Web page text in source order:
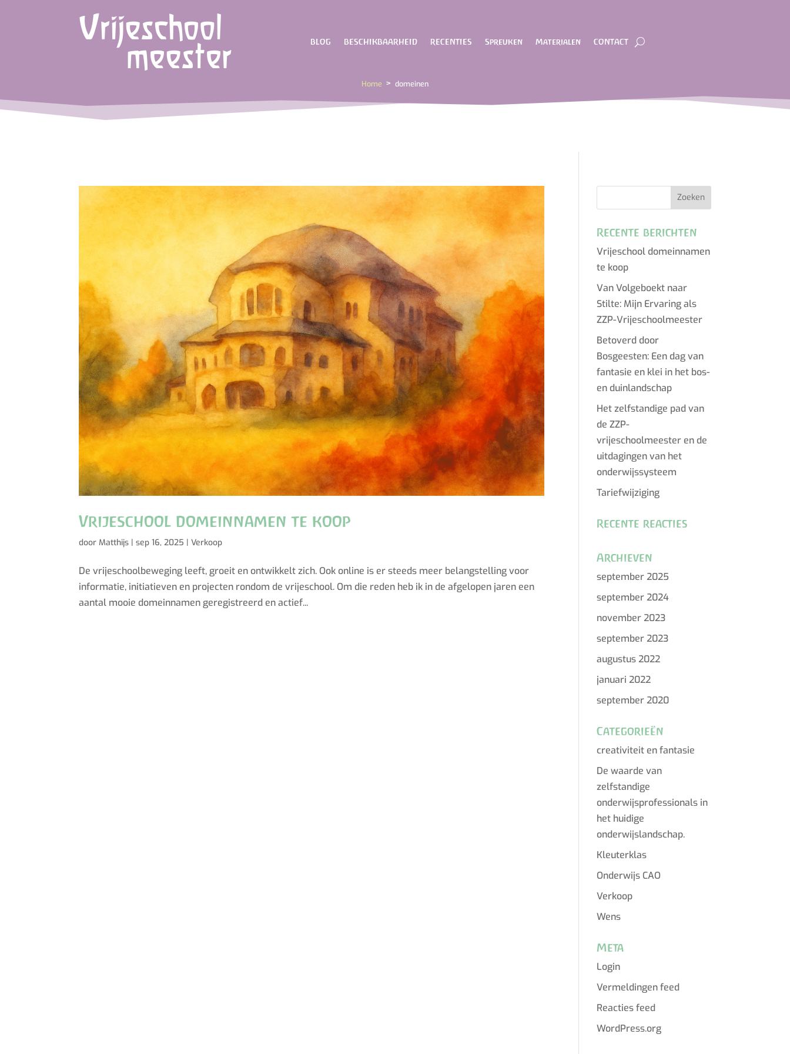
BLOG BESCHIKBAARHEID RECENTIES Spreuken Materialen CONTACT
Home > domeinen
Vrijeschool domeinnamen te koop
doorMatthijs |sep 16, 2025 |Verkoop
De vrijeschoolbeweging leeft, groeit en ontwikkelt zich. Ook online is er steeds meer belangstelling voor
informatie, initiatieven en projecten rondom de vrijeschool. Om die reden heb ik in de afgelopen jaren een
aantal mooie domeinnamen geregistreerd en actief...
Recente berichten
Vrijeschool domeinnamen
te koop
Van Volgeboekt naar
Stilte: Mijn Ervaring als
ZZP-Vrijeschoolmeester
Betoverd door
Bosgeesten: Een dag van
fantasie en klei in het bos-
en duinlandschap
Het zelfstandige pad van
de ZZP-
vrijeschoolmeester en de
uitdagingen van het
onderwijssysteem
Tariefwijziging
Recente reacties
Archieven
september 2025
september 2024
november 2023
september 2023
augustus 2022
januari 2022
september 2020
Categorieën
creativiteit en fantasie
De waarde van
zelfstandige
onderwijsprofessionals in
het huidige
onderwijslandschap.
Kleuterklas
Onderwijs CAO
Verkoop
Wens
Meta
Login
Vermeldingen feed
Reacties feed
WordPress.org